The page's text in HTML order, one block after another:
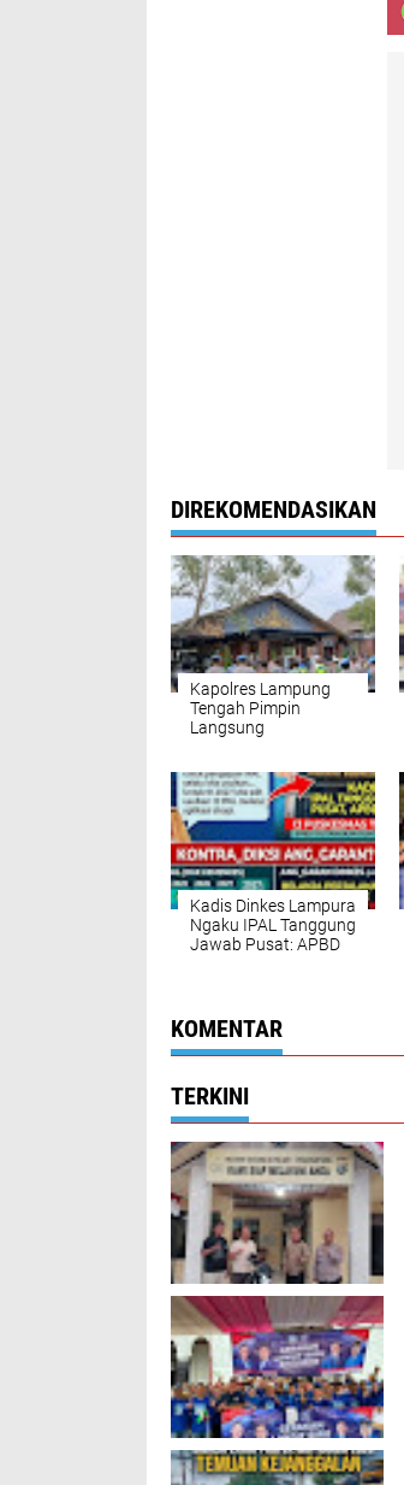
DIREKOMENDASIKAN
Kapolres Lampung
Tengah Pimpin
Langsung
Widodo di Rest Area
KM 116A
Kadis Dinkes Lampura
Ngaku IPAL Tanggung
Jawab Pusat: APBD
KOMENTAR
TERKINI